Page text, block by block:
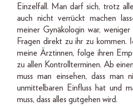
Einzelfall. Man darf sich, trotz
auch nicht verrückt machen
meiner Gynäkologin war,
Fragen direkt zu ihr zu kommen.
meine Ärztinnen, folge ihren
zu allen Kontrollterminen. Ab
muss man einsehen, dass man
unmittelbaren Einfluss hat und
muss, dass alles gutgehen wird.